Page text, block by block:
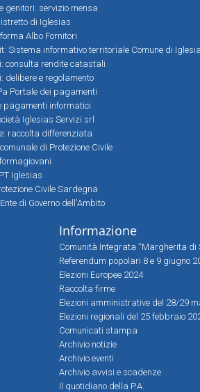
genitori: servizio mensa
di Iglesias
Albo Fornitori
Sistema informativo territoriale Comune di
consulta rendite catastali
delibere e regolamento
Portale dei pagamenti
pagamenti informatici
Iglesias Servizi srl
raccolta differenziata
di Protezione Civile
Iglesias
Civile Sardegna
di Governo dell'Ambito
Informazione
Comunità Integrata “Margherita di
Referendum popolari 8 e 9 giugno
Elezioni Europee 2024
Raccolta firme
Elezioni amministrative del 28/29
Elezioni regionali del 25 febbraio
Comunicati stampa
Archivio notizie
Archivio eventi
Archivio avvisi e scadenze
Il quotidiano della P.A.